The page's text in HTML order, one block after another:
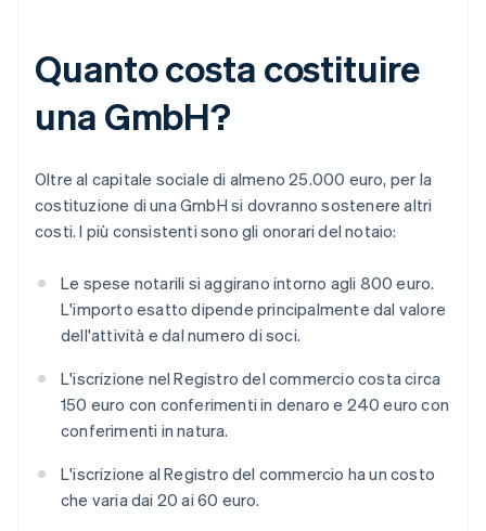
Quanto costa costituire
una GmbH?
Oltre al capitale sociale di almeno 25.000 euro, per la
costituzione di una GmbH si dovranno sostenere altri
costi. I più consistenti sono gli onorari del notaio:
Le spese notarili si aggirano intorno agli 800 euro.
L'importo esatto dipende principalmente dal valore
dell'attività e dal numero di soci.
L'iscrizione nel Registro del commercio costa circa
150 euro con conferimenti in denaro e 240 euro con
conferimenti in natura.
L'iscrizione al Registro del commercio ha un costo
che varia dai 20 ai 60 euro.